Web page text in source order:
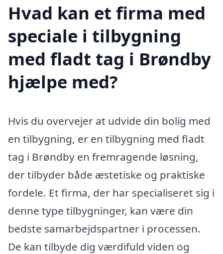
Hvad kan et firma med
speciale i tilbygning
med fladt tag i Brøndby
hjælpe med?
Hvis du overvejer at udvide din bolig med
en tilbygning, er en tilbygning med fladt
tag i Brøndby en fremragende løsning,
der tilbyder både æstetiske og praktiske
fordele. Et firma, der har specialiseret sig i
denne type tilbygninger, kan være din
bedste samarbejdspartner i processen.
De kan tilbyde dig værdifuld viden og